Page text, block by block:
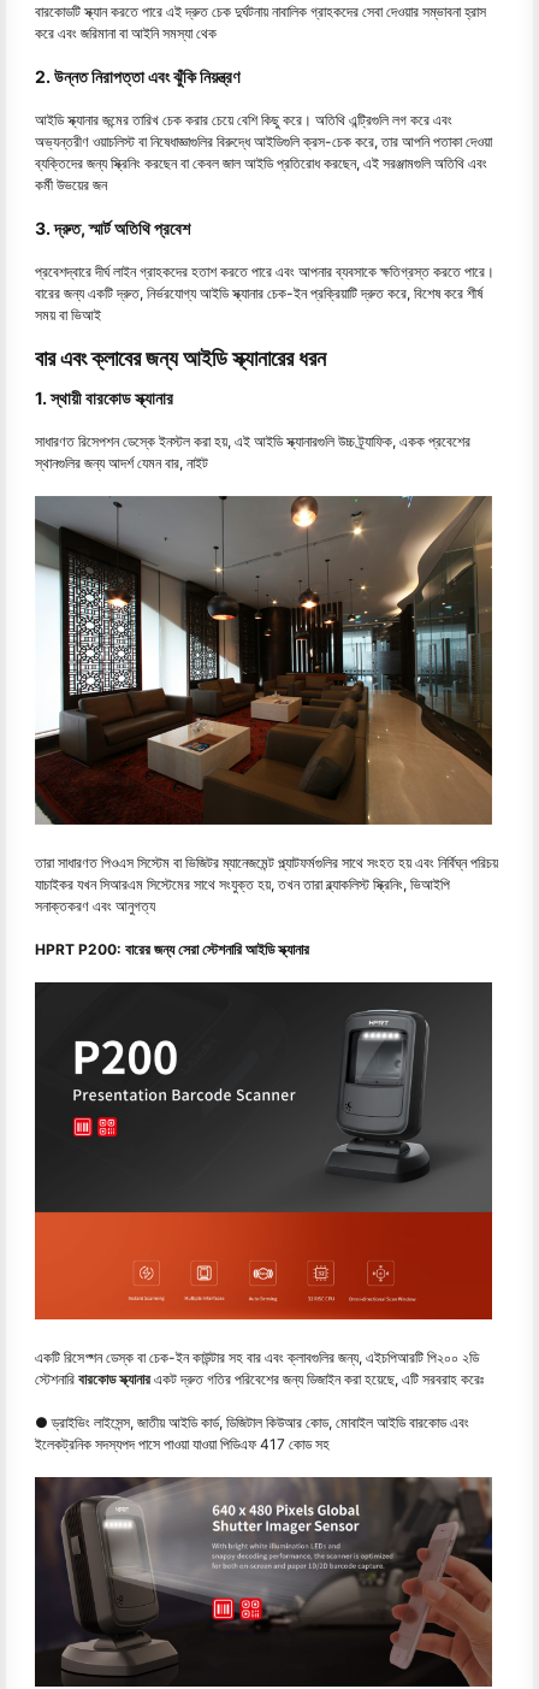
বারকোডটি স্ক্যান করতে পারে এই দ্রুত চেক দুর্ঘটনায় নাবালিক গ্রাহকদের সেবা দেওয়ার সম্ভাবনা হ্রাস
করে এবং জরিমানা বা আইনি সমস্যা থেক
2. উন্নত নিরাপত্তা এবং ঝুঁকি নিয়ন্ত্রণ
আইডি স্ক্যানার জন্মের তারিখ চেক করার চেয়ে বেশি কিছু করে। অতিথি এন্ট্রিগুলি লগ করে এবং
অভ্যন্তরীণ ওয়াচলিস্ট বা নিষেধাজ্ঞাগুলির বিরুদ্ধে আইডিগুলি ক্রস-চেক করে, তার আপনি পতাকা দেওয়া
ব্যক্তিদের জন্য স্ক্রিনিং করছেন বা কেবল জাল আইডি প্রতিরোধ করছেন, এই সরঞ্জামগুলি অতিথি এবং
কর্মী উভয়ের জন
3. দ্রুত, স্মার্ট অতিথি প্রবেশ
প্রবেশদ্বারে দীর্ঘ লাইন গ্রাহকদের হতাশ করতে পারে এবং আপনার ব্যবসাকে ক্ষতিগ্রস্ত করতে পারে।
বারের জন্য একটি দ্রুত, নির্ভরযোগ্য আইডি স্ক্যানার চেক-ইন প্রক্রিয়াটি দ্রুত করে, বিশেষ করে শীর্ষ
সময় বা ভিআই
বার এবং ক্লাবের জন্য আইডি স্ক্যানারের ধরন
1. স্থায়ী বারকোড স্ক্যানার
সাধারণত রিসেপশন ডেস্কে ইনস্টল করা হয়, এই আইডি স্ক্যানারগুলি উচ্চ ট্র্যাফিক, একক প্রবেশের
স্থানগুলির জন্য আদর্শ যেমন বার, নাইট
তারা সাধারণত পিওএস সিস্টেম বা ভিজিটর ম্যানেজমেন্ট প্ল্যাটফর্মগুলির সাথে সংহত হয় এবং নির্বিঘ্ন পরিচয়
যাচাইকর যখন সিআরএম সিস্টেমের সাথে সংযুক্ত হয়, তখন তারা ব্ল্যাকলিস্ট স্ক্রিনিং, ভিআইপি
সনাক্তকরণ এবং আনুগত্য
HPRT P200: বারের জন্য সেরা স্টেশনারি আইডি স্ক্যানার
একটি রিসেপ্শন ডেস্ক বা চেক-ইন কাউন্টার সহ বার এবং ক্লাবগুলির জন্য, এইচপিআরটি পি২০০ ২ডি
স্টেশনারি বারকোড স্ক্যানারএকট দ্রুত গতির পরিবেশের জন্য ডিজাইন করা হয়েছে, এটি সরবরাহ করেঃ
● ড্রাইভিং লাইসেন্স, জাতীয় আইডি কার্ড, ডিজিটাল কিউআর কোড, মোবাইল আইডি বারকোড এবং
ইলেকট্রনিক সদস্যপদ পাসে পাওয়া যাওয়া পিডিএফ 417 কোড সহ